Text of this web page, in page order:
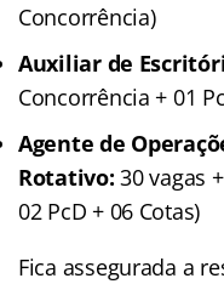
Concorrência)
Auxiliar de
Concorrência + 01
Agente de
Rotativo: 30 vagas
02 PcD + 06 Cotas)
Fica assegurada a